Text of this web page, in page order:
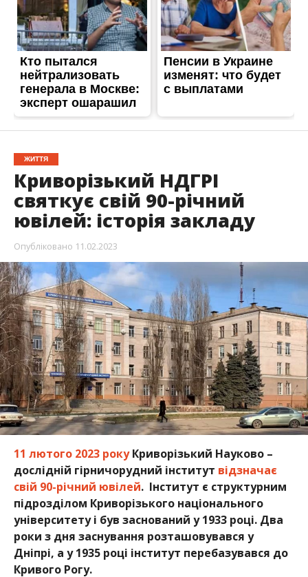
ЖИТТЯ
Криворізький НДГРІ
святкує свій 90-річний
ювілей: історія закладу
Опубліковано 11.02.2023
11 лютого 2023 рокуКриворізький Науково –
дослідній гірничорудний інститут відзначає
свій 90-річний ювілей. Інститут є структурним
підрозділом Криворізького національного
університету і був заснований у 1933 році. Два
роки з дня заснування розташовувався у
Дніпрі, а у 1935 році інститут перебазувався до
Кривого Рогу.